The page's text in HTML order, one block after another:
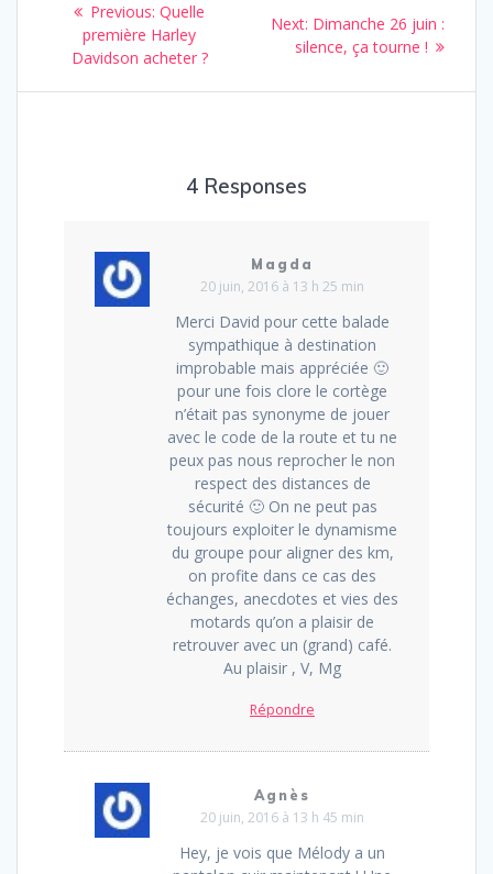
l’article
Previous: Previous
post:
Quelle
première Harley
Davidson acheter ?
Next: Next
post:
Dimanche 26 juin :
silence, ça tourne !
4 Responses
Magda
20 juin, 2016 à 13 h 25 min
Merci David pour cette balade
sympathique à destination
improbable mais appréciée 🙂
pour une fois clore le cortège
n’était pas synonyme de jouer
avec le code de la route et tu ne
peux pas nous reprocher le non
respect des distances de
sécurité 🙂 On ne peut pas
toujours exploiter le dynamisme
du groupe pour aligner des km,
on profite dans ce cas des
échanges, anecdotes et vies des
motards qu’on a plaisir de
retrouver avec un (grand) café.
Au plaisir , V, Mg
Répondre
Agnès
20 juin, 2016 à 13 h 45 min
Hey, je vois que Mélody a un